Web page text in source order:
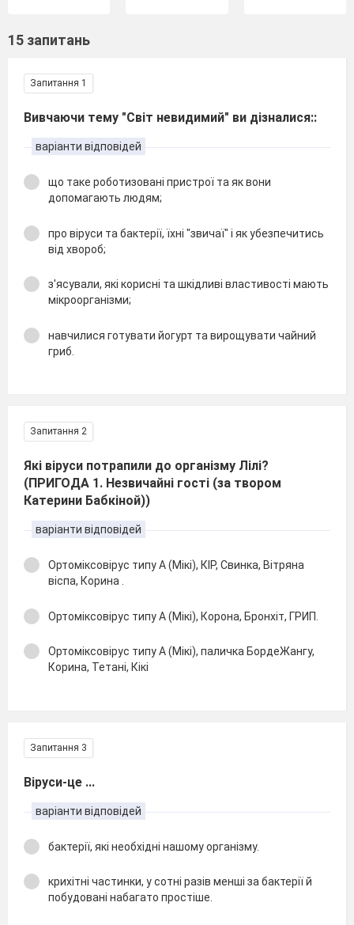
15 запитань
Запитання 1
Вивчаючи тему "Світ невидимий" ви дізналися::
варіанти відповідей
що таке роботизовані пристрої та як вони
допомагають людям;
про віруси та бактерії, їхні "звичаї" і як убезпечитись
від хвороб;
з'ясували, які корисні та шкідливі властивості мають
мікроорганізми;
навчилися готувати йогурт та вирощувати чайний
гриб.
Запитання 2
Які віруси потрапили до організму Лілі?
(ПРИГОДА 1. Незвичайні гості (за твором
Катерини Бабкіной))
варіанти відповідей
Ортоміксовірус типу А (Мікі), КІР, Свинка, Вітряна
віспа, Корина .
Ортоміксовірус типу А (Мікі), Корона, Бронхіт, ГРИП.
Ортоміксовірус типу А (Мікі), паличка БордеЖангу,
Корина, Тетані, Кікі
Запитання 3
Віруси-це ...
варіанти відповідей
бактерії, які необхідні нашому організму.
крихітні частинки, у сотні разів менші за бактерії й
побудовані набагато простіше.